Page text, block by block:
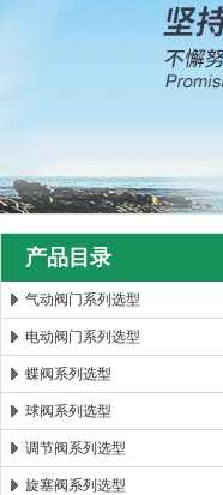
郑州森玛自控阀
产品目录
气动阀门系列选型
电动阀门系列选型
蝶阀系列选型
球阀系列选型
调节阀系列选型
旋塞阀系列选型